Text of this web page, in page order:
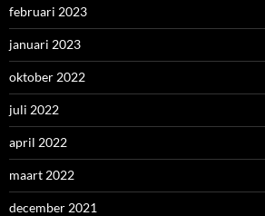
februari 2023
januari 2023
oktober 2022
juli 2022
april 2022
maart 2022
december 2021